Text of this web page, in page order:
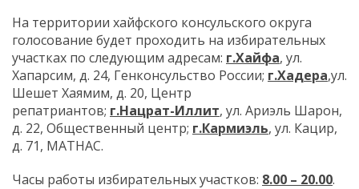
На территории хайфского консульского округа
голосование будет проходить на избирательных
участках по следующим адресам: г.Хайфа, ул.
Хапарсим, д. 24, Генконсульство России; г.Хадера,ул.
Шешет Хаямим, д. 20, Центр
репатриантов; г.Нацрат-Иллит, ул. Ариэль Шарон,
д. 22, Общественный центр; г.Кармиэль, ул. Кацир,
д. 71, МАТНАС.
Часы работы избирательных участков: 8.00 – 20.00.